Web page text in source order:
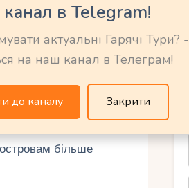
і встановив
на неї, але
повернулися до
більше
в Telegram!
актуальні Гарячі Тури? -
на наш канал в Телеграм!
до каналу Закрити